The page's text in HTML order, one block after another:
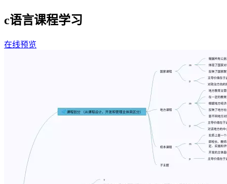
c语言课程学习
在线预览